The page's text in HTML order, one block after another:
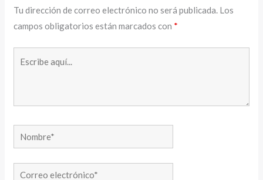
Tu dirección de correo electrónico no será publicada. Los
campos obligatorios están marcados con *
Nombre*
Correo